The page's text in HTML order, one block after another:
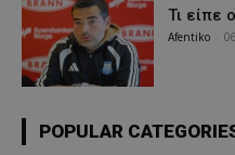
Τι είπε
Afentiko
POPULAR